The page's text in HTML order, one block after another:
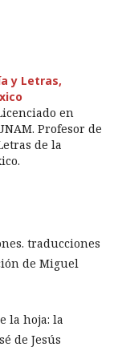
y Letras,
en
Profesor de
de la
traducciones
de Miguel
la hoja: la
de Jesús